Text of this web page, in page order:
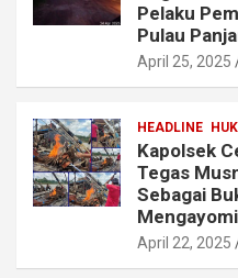
Pelaku
Pulau
April 25, 2025
HEADLINE
Kapolsek
Tegas
Sebagai
April 22, 2025